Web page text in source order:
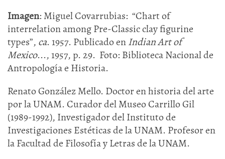
Imagen: Miguel Covarrubias: “Chart of
interrelation among Pre-Classic clay figurine
types”, ca. 1957. Publicado enIndian Art of
Mexico..., 1957, p. 29. Foto: Biblioteca Nacional de
Antropología e Historia.
Renato González Mello. Doctor en historia del arte
por la UNAM. Curador del Museo Carrillo Gil
(1989-1992), Investigador del Instituto de
Investigaciones Estéticas de la UNAM. Profesor en
la Facultad de Filosofía y Letras de la UNAM.